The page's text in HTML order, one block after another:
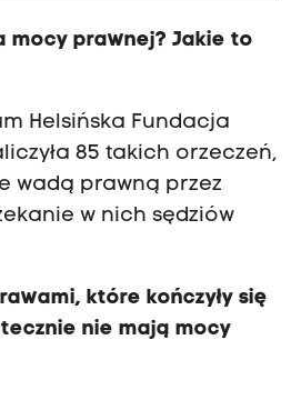
mocy prawnej? Jakie to
Helsińska Fundacja
85 takich orzeczeń,
wadą prawną przez
w nich sędziów
które kończyły się
nie mają mocy